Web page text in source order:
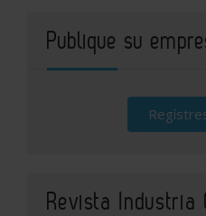
Publique su
Revista Industria